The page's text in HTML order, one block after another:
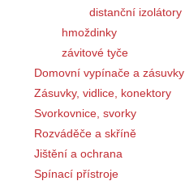
distanční izolátory
hmoždinky
závitové tyče
Domovní vypínače a zásuvky
Zásuvky, vidlice, konektory
Svorkovnice, svorky
Rozváděče a skříně
Jištění a ochrana
Spínací přístroje